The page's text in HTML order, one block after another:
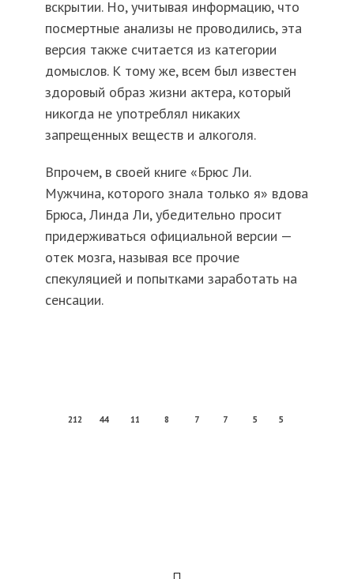
вскрытии. Но, учитывая информацию, что
посмертные анализы не проводились, эта
версия также считается из категории
домыслов. К тому же, всем был известен
здоровый образ жизни актера, который
никогда не употреблял никаких
запрещенных веществ и алкоголя.
Впрочем, в своей книге «Брюс Ли.
Мужчина, которого знала только я» вдова
Брюса, Линда Ли, убедительно просит
придерживаться официальной версии —
отек мозга, называя все прочие
спекуляцией и попытками заработать на
сенсации.
212 44 11 8 7 7 5 5